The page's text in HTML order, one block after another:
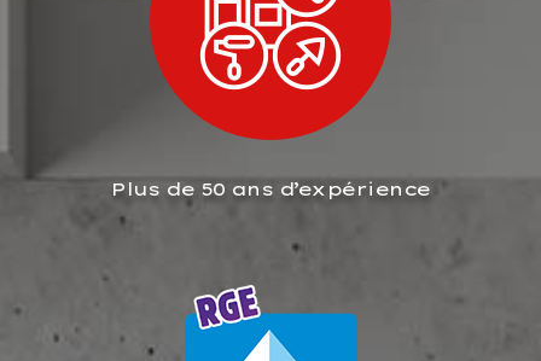
Plus de 50 ans d’expérience